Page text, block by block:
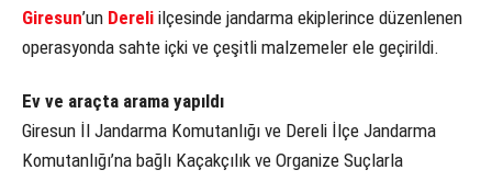
Giresun’un Dereli ilçesinde jandarma ekiplerince düzenlenen
operasyonda sahte içki ve çeşitli malzemeler ele geçirildi.
Ev ve araçta arama yapıldı
Giresun İl Jandarma Komutanlığı ve Dereli İlçe Jandarma
Komutanlığı’na bağlı Kaçakçılık ve Organize Suçlarla